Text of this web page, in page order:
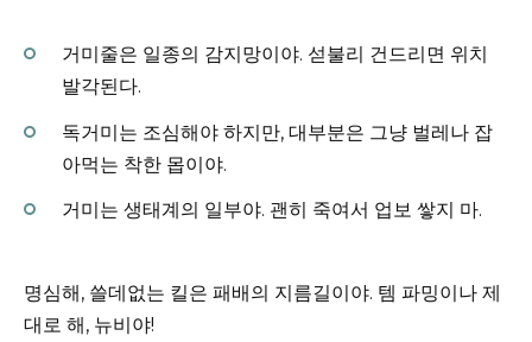
거미줄은 일종의 감지망이야. 섣불리 건드리면 위치
발각된다.
독거미는 조심해야 하지만, 대부분은 그냥 벌레나 잡
아먹는 착한 몹이야.
거미는 생태계의 일부야. 괜히 죽여서 업보 쌓지 마.
명심해, 쓸데없는 킬은 패배의 지름길이야. 템 파밍이나 제
대로 해, 뉴비야!